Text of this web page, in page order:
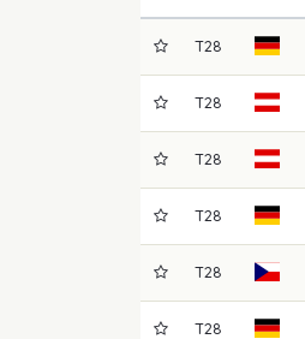
T28
T28
T28
T28
T28
T28